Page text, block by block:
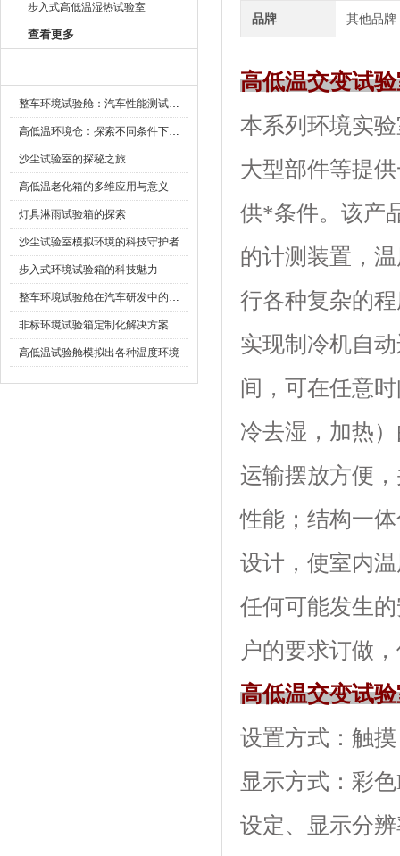
步入式高低温湿热试验室
查看更多
整车环境试验舱：汽车性能测试的设备
高低温环境仓：探索不同条件下的科学奥秘
沙尘试验室的探秘之旅
高低温老化箱的多维应用与意义
灯具淋雨试验箱的探索
沙尘试验室模拟环境的科技守护者
步入式环境试验箱的科技魅力
整车环境试验舱在汽车研发中的作用
非标环境试验箱定制化解决方案在可靠性测试中的重要性
高低温试验舱模拟出各种温度环境
品牌 其他品牌
高低温交变试
本系列环境实验
大型部件等提供
供*条件。该
的计测装置，
行各种复杂的程序
实现制冷机自动
间，可在任意时
冷去湿，加
运输摆放方便
性能；结构一
设计，使室内
任何可能发生的
户的要求订做
高低温交变试
设置方式：触摸
显示方式：
设定、显示分